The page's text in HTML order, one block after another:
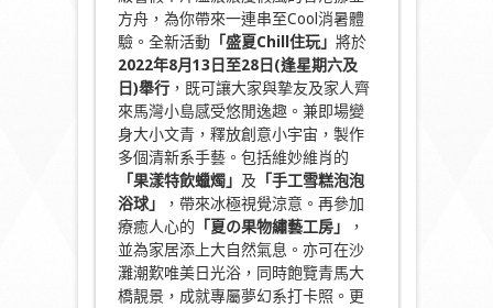
方舟，為你帶來一連串至Cool消暑體
驗。全新活動「盛夏Chill住玩」 將於
2022年8月13日至28日(逢星期六及
日)舉行，既可讓大家與摯友及家人齊
來馬灣小島感受悠閒逸趣。兼即場變
身大小文青，釋放創意小宇宙，製作
多個清新系手藝。包括維妙維肖的
「果漾特飲蠟燭」 及 「手工雪糕泡泡
浴球」
，帶來冰極視覺涼意。再參加
療癒人心的 「夏の果物繡藝工房」
，
並為家居添上大自然氣息。亦可在沙
灘潮歎唯美日光浴，同時飽覽青馬大
橋靚景，成就專屬夢幻系打卡照。更